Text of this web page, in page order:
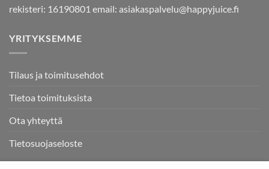
rekisteri: 16190801 email: asiakaspalvelu@happyjuice.fi
YRITYKSEMME
Tilaus ja toimitusehdot
Tietoa toimituksista
Ota yhteyttä
Tietosuojaseloste